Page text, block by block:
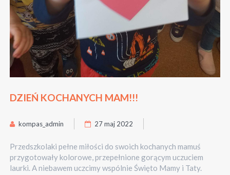
DZIEŃ KOCHANYCH MAM!!!
kompas_admin 27 maj 2022
Przedszkolaki pełne miłości do swoich kochanych mamuś
przygotowały kolorowe, przepełnione gorącym uczuciem
laurki. A niebawem uczcimy wspólnie Święto Mamy i Taty.